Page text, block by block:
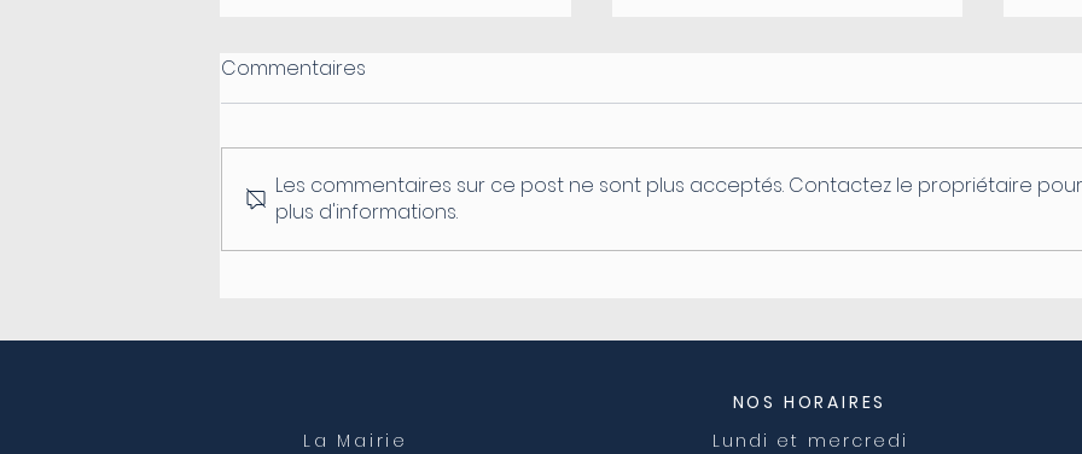
Fermeture du secrétariat
Coupure d'électricité le
Commentaires
Les commentaires sur ce post ne sont plus acceptés. Contactez le propriétaire pour
plus d'informations.
La Mairie
NOS HORAIRES
Lundi et mercredi